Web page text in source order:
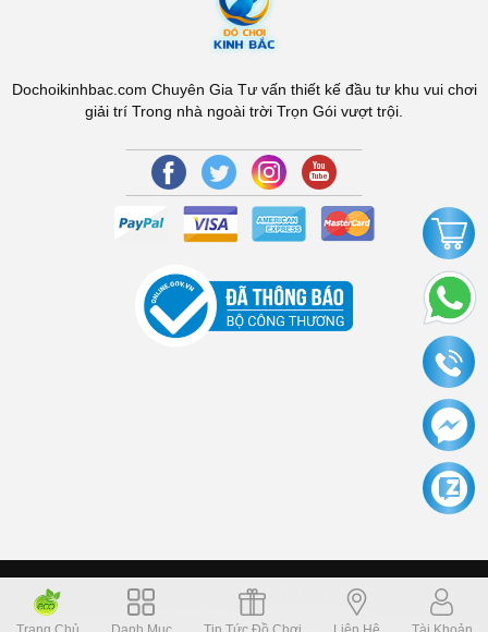
Dochoikinhbac.com Chuyên Gia Tư vấn thiết kế đầu tư khu vui chơi
giải trí Trong nhà ngoài trời Trọn Gói vượt trội.
Copyright © 2006 Dochoikinhbac.com Alright reversed. Designed
Dochoikinhbac.vn.cung cấp bởi sapo